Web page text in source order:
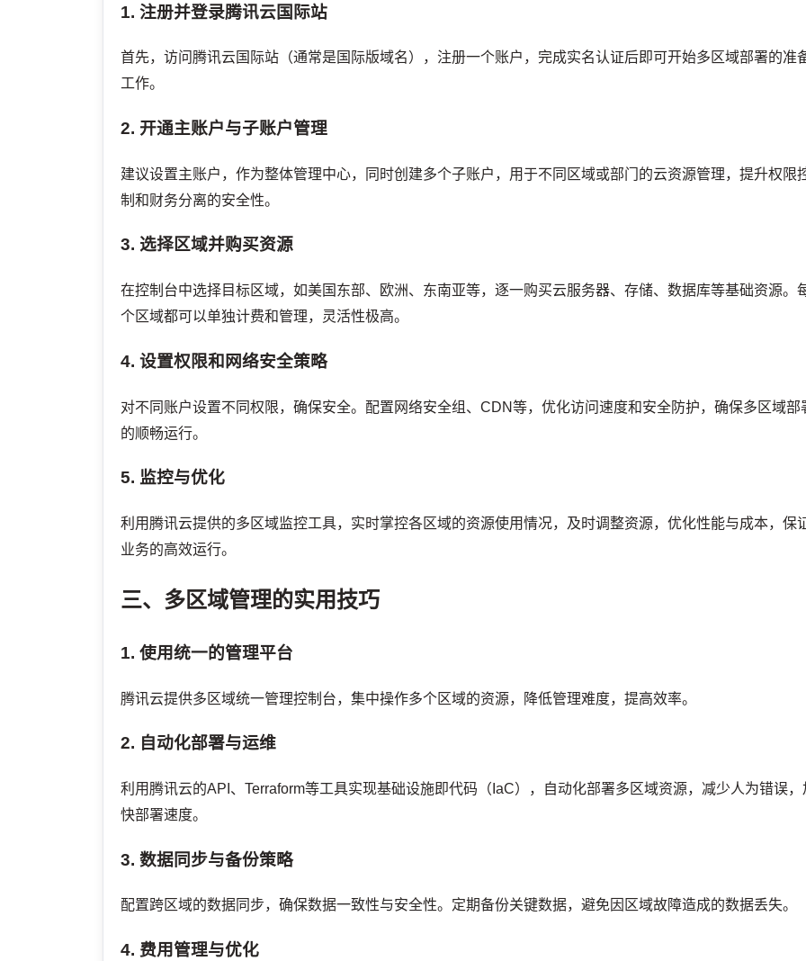
1. 注册并登录腾讯云国际站
首先，访问腾讯云国际站（通常是国际版域名），注册一个账户，完成实名认证后即可开始多区域部署的准
工作。
2. 开通主账户与子账户管理
建议设置主账户，作为整体管理中心，同时创建多个子账户，用于不同区域或部门的云资源管理，提升权限
制和财务分离的安全性。
3. 选择区域并购买资源
在控制台中选择目标区域，如美国东部、欧洲、东南亚等，逐一购买云服务器、存储、数据库等基础资源。
个区域都可以单独计费和管理，灵活性极高。
4. 设置权限和网络安全策略
对不同账户设置不同权限，确保安全。配置网络安全组、CDN等，优化访问速度和安全防护，确保多区域部
的顺畅运行。
5. 监控与优化
利用腾讯云提供的多区域监控工具，实时掌控各区域的资源使用情况，及时调整资源，优化性能与成本，保
业务的高效运行。
三、多区域管理的实用技巧
1. 使用统一的管理平台
腾讯云提供多区域统一管理控制台，集中操作多个区域的资源，降低管理难度，提高效率。
2. 自动化部署与运维
利用腾讯云的API、Terraform等工具实现基础设施即代码（IaC），自动化部署多区域资源，减少人为错误，
快部署速度。
3. 数据同步与备份策略
配置跨区域的数据同步，确保数据一致性与安全性。定期备份关键数据，避免因区域故障造成的数据丢失。
4. 费用管理与优化